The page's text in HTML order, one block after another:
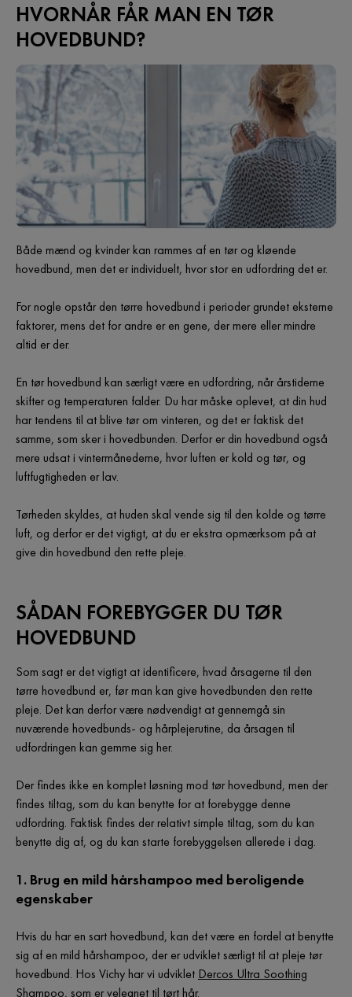
HVORNÅR FÅR MAN EN TØR
HOVEDBUND?
Både mænd og kvinder kan rammes af en tør og kløende
hovedbund, men det er individuelt, hvor stor en udfordring det er.
For nogle opstår den tørre hovedbund i perioder grundet eksterne
faktorer, mens det for andre er en gene, der mere eller mindre
altid er der.
En tør hovedbund kan særligt være en udfordring, når årstiderne
skifter og temperaturen falder. Du har måske oplevet, at din hud
har tendens til at blive tør om vinteren, og det er faktisk det
samme, som sker i hovedbunden. Derfor er din hovedbund også
mere udsat i vintermånederne, hvor luften er kold og tør, og
luftfugtigheden er lav.
Tørheden skyldes, at huden skal vende sig til den kolde og tørre
luft, og derfor er det vigtigt, at du er ekstra opmærksom på at
give din hovedbund den rette pleje.
SÅDAN FOREBYGGER DU TØR
HOVEDBUND
Som sagt er det vigtigt at identificere, hvad årsagerne til den
tørre hovedbund er, før man kan give hovedbunden den rette
pleje. Det kan derfor være nødvendigt at gennemgå sin
nuværende hovedbunds- og hårplejerutine, da årsagen til
udfordringen kan gemme sig her.
Der findes ikke en komplet løsning mod tør hovedbund, men der
findes tiltag, som du kan benytte for at forebygge denne
udfordring. Faktisk findes der relativt simple tiltag, som du kan
benytte dig af, og du kan starte forebyggelsen allerede i dag.
1. Brug en mild hårshampoo med beroligende
egenskaber
Hvis du har en sart hovedbund, kan det være en fordel at benytte
sig af en mild hårshampoo, der er udviklet særligt til at pleje tør
hovedbund. Hos Vichy har vi udviklet Dercos Ultra Soothing
Shampoo, som er velegnet til tørt hår.